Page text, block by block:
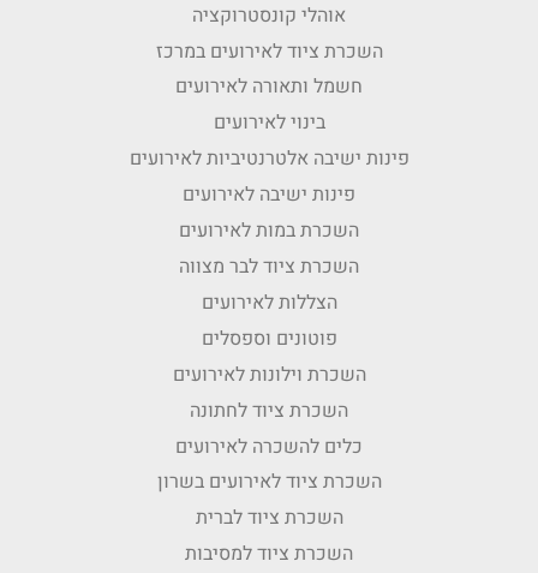
אוהלי קונסטרוקציה
השכרת ציוד לאירועים במרכז
חשמל ותאורה לאירועים
בינוי לאירועים
פינות ישיבה אלטרנטיביות לאירועים
פינות ישיבה לאירועים
השכרת במות לאירועים
השכרת ציוד לבר מצווה
הצללות לאירועים
פוטונים וספסלים
השכרת וילונות לאירועים
השכרת ציוד לחתונה
כלים להשכרה לאירועים
השכרת ציוד לאירועים בשרון
השכרת ציוד לברית
השכרת ציוד למסיבות